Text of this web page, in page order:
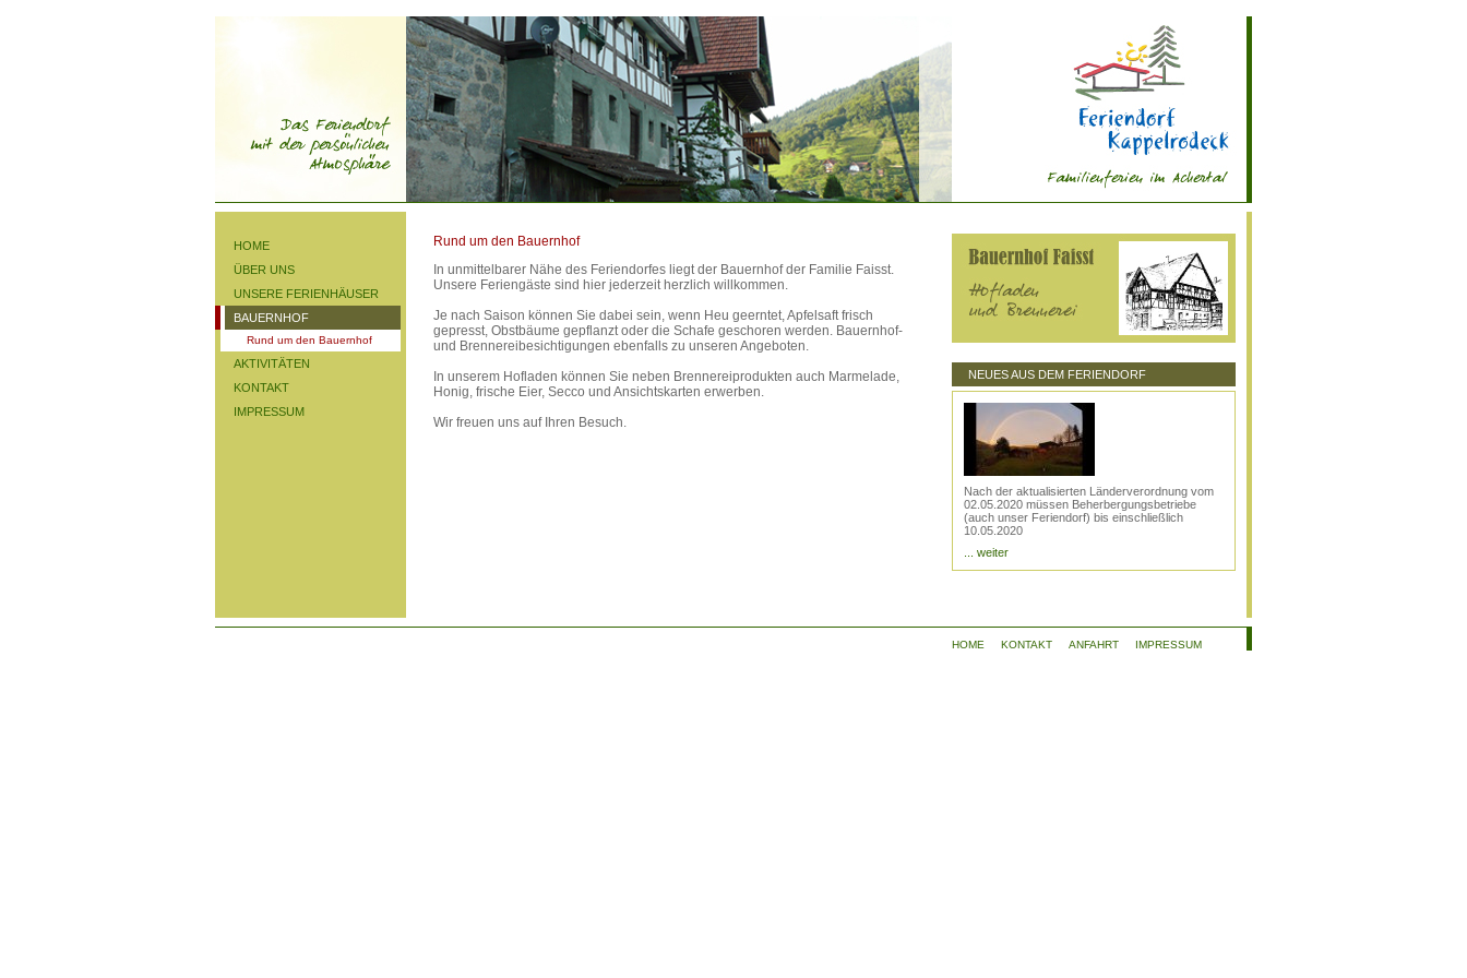
HOME
ÜBER UNS
UNSERE FERIENHÄUSER
BAUERNHOF
Rund um den Bauernhof
AKTIVITÄTEN
KONTAKT
IMPRESSUM
Rund um den Bauernhof
In unmittelbarer Nähe des Feriendorfes liegt der Bauernhof der Familie Faisst.
Unsere Feriengäste sind hier jederzeit herzlich willkommen.
Je nach Saison können Sie dabei sein, wenn Heu geerntet, Apfelsaft frisch
gepresst, Obstbäume gepflanzt oder die Schafe geschoren werden. Bauernhof-
und Brennereibesichtigungen ebenfalls zu unseren Angeboten.
In unserem Hofladen können Sie neben Brennereiprodukten auch Marmelade,
Honig, frische Eier, Secco und Ansichtskarten erwerben.
Wir freuen uns auf Ihren Besuch.
NEUES AUS DEM FERIENDORF
Nach der aktualisierten Länderverordnung vom
02.05.2020 müssen Beherbergungsbetriebe
(auch unser Feriendorf) bis einschließlich
10.05.2020
... weiter
HOME KONTAKT ANFAHRT IMPRESSUM